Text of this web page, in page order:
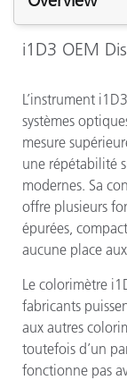
i1D3 OEM
L’instrument
systèmes
mesure
une répétabilité
modernes. Sa
offre plusieurs
épurées,
aucune place
Le colorimètre
fabricants
aux autres
toutefois d’un
fonctionne pas